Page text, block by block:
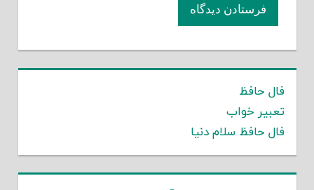
فال حافظ
تعبیر خواب
فال حافظ سلام دنیا